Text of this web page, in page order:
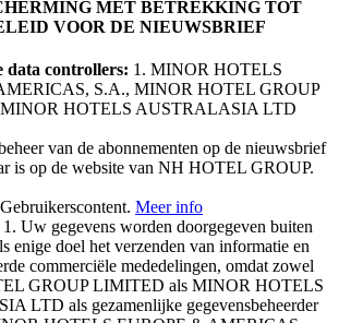
MET BETREKKING TOT
VOOR DE NIEUWSBRIEF
data controllers: 1. MINOR HOTELS
S.A., MINOR HOTEL GROUP
HOTELS AUSTRALASIA LTD
van de abonnementen op de nieuwsbrief
is op de website van NH HOTEL GROUP.
Meer info
1. Uw gegevens worden doorgegeven buiten
enige doel het verzenden van informatie en
commerciële mededelingen, omdat zowel
GROUP LIMITED als MINOR HOTELS
LTD als gezamenlijke gegevensbeheerder